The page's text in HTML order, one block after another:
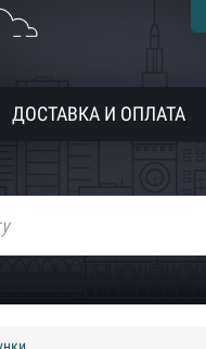
ДОСТАВКА И ОПЛАТА